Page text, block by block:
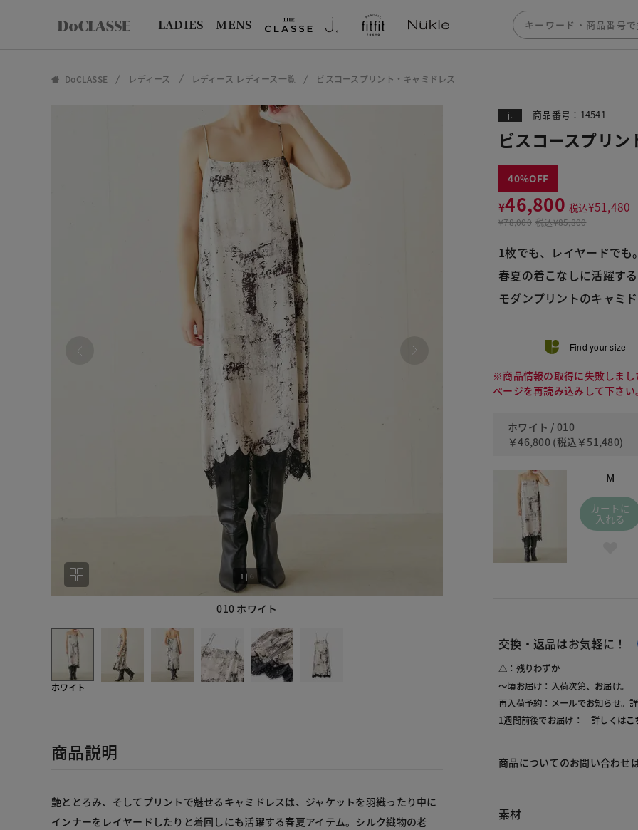
LADIES MENS
DoCLASSE レディース レディース レディース一覧 ビスコースプリント・キャミドレス
010 ホワイト
1 | 6
ホワイト
商品説明
艶ととろみ、そしてプリントで魅せるキャミドレスは、ジャケットを羽織ったり中に
インナーをレイヤードしたりと着回しにも活躍する春夏アイテム。シルク織物の老
j. 商品番号：14541
ビスコースプリ
40
¥46,800 税込¥51,480
¥78,000 税込¥85,800
1枚でも、レイヤードでも。
春夏の着こなしに活躍する
モダンプリントのキャミ
Find your size
※商品情報の取得に失敗しまし
ページを再読み込みして下さい。
ホワイト / 010
￥46,800 (税込 ￥51,480)
M
カートに
入れる
交換・返品はお気軽に！
△：残りわずか
～頃お届け：入荷次第、お届け。
再入荷予約：メールでお知らせ。
1週間前後でお届け： 詳しくはこ
商品についてのお問い合わせ
素材